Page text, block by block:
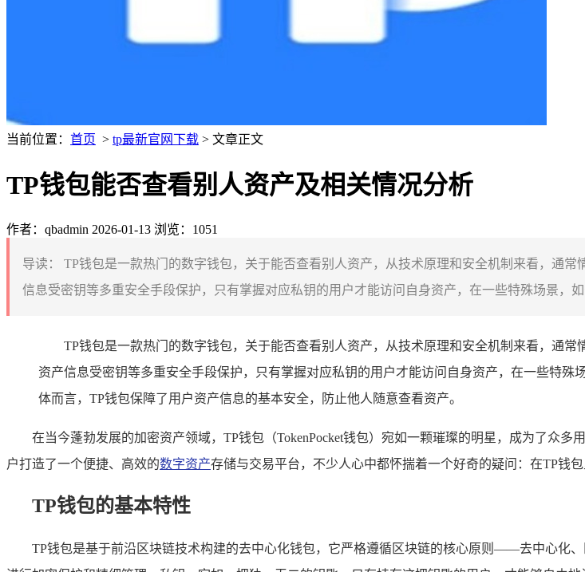
当前位置： 首页 > tp最新官网下载 > 文章正文
TP钱包能否查看别人资产及相关情况分析
作者：qbadmin 2026-01-13 浏览：1051
导读：
TP钱包是一款热门的数字钱包，关于能否查看别人资产，从技术原理和安全机制来看，通
信息受密钥等多重安全手段保护，只有掌握对应私钥的用户才能访问自身资产，在一些特殊场景，
TP钱包是一款热门的数字钱包，关于能否查看别人资产，从技术原理和安全机制来看，通
资产信息受密钥等多重安全手段保护，只有掌握对应私钥的用户才能访问自身资产，在一些特
体而言，TP钱包保障了用户资产信息的基本安全，防止他人随意查看资产。
在当今蓬勃发展的加密资产领域，TP钱包（TokenPocket钱包）宛如一颗璀璨的明星，成为了众
户打造了一个便捷、高效的数字资产存储与交易平台，不少人心中都怀揣着一个好奇的疑问：在TP钱
TP钱包的基本特性
TP钱包是基于前沿区块链技术构建的去中心化钱包，它严格遵循区块链的核心原则——去中心化